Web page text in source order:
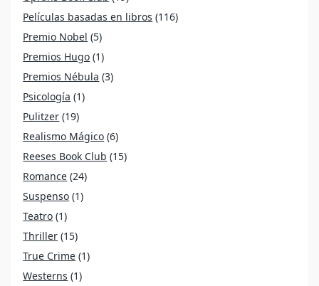
Películas basadas en libros (116)
Premio Nobel (5)
Premios Hugo (1)
Premios Nébula (3)
Psicología (1)
Pulitzer (19)
Realismo Mágico (6)
Reeses Book Club (15)
Romance (24)
Suspenso (1)
Teatro (1)
Thriller (15)
True Crime (1)
Westerns (1)